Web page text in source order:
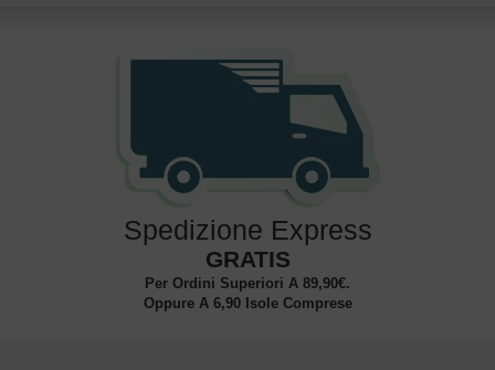
Spedizione Express
GRATIS
Per Ordini Superiori A 89,90€.
Oppure A 6,90 Isole Comprese